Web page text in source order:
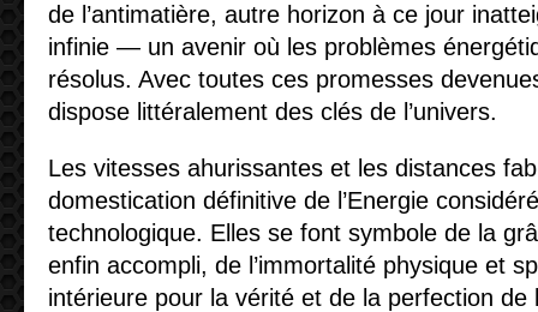
de l’antimatière, autre horizon à ce jour
infinie — un avenir où les problèmes
résolus. Avec toutes ces promesses
dispose littéralement des clés de l’univers.
Les vitesses ahurissantes et les distances
domestication définitive de l’Energie
technologique. Elles se font symbole de la
enfin accompli, de l’immortalité physique et
intérieure pour la vérité et de la perfection de